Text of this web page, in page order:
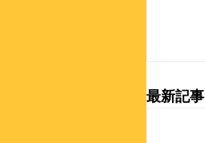
最新記事